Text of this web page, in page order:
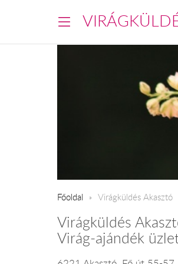
Főoldal Virágküldés Akasztó
Virágküldés
Virág-ajándék